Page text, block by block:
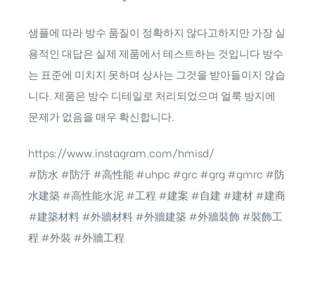
샘플에 따라 방수 품질이 정확하지 않다고하지만 가장 실
용적인 대답은 실제 제품에서 테스트하는 것입니다 방수
는 표준에 미치지 못하며 상사는 그것을 받아들이지 않습
니다. 제품은 방수 디테일로 처리되었으며 얼룩 방지에
문제가 없음을 매우 확신합니다.
https://www.instagram.com/hmisd/
#防水 #防汙 #高性能 #uhpc #grc #grg #gmrc #防
水建築 #高性能水泥 #工程 #建案 #自建 #建材 #建商
#建築材料 #外牆材料 #外牆建築 #外牆裝飾 #裝飾工
程 #外裝 #外牆工程